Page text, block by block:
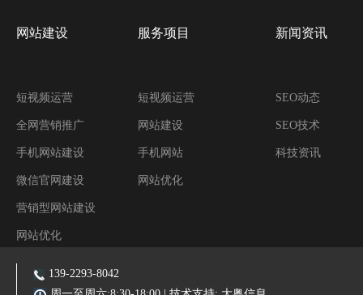
网站建设
短视频运营
全网营销推广
手机网站建设
微信官网建设
营销型网站建设
网站优化
阿里装修运营
服务项目
短视频运营
网站建设
手机网站
网站优化
新闻资讯
SEO动态
SEO技术
科技资讯
主营业务:东莞网站建设|东莞网站优化|东莞SEO优化推广|品牌网站|手机网站|微信小程序|霸屏推广
139-2293-8042